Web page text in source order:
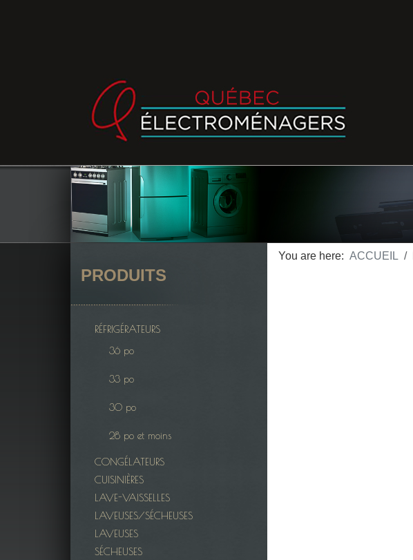
PRODUITS
RÉFRIGÉRATEURS
36 po
33 po
30 po
28 po et moins
CONGÉLATEURS
CUISINIÈRES
LAVE-VAISSELLES
LAVEUSES/SÉCHEUSES
LAVEUSES
SÉCHEUSES
You are here: ACCUEIL